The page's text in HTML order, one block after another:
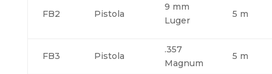
FB2 Pistola
9 mm
Luger
5 m
FB3 Pistola
.357
Magnum
5 m